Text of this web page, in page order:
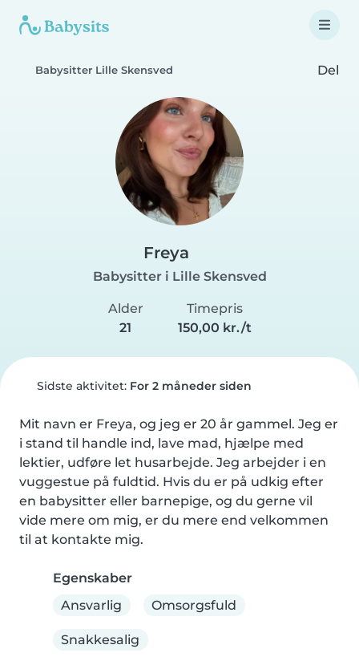
Babysitter Lille Skensved Del
Freya
Babysitter i Lille Skensved
Alder
21
Timepris
150,00 kr./t
Sidste aktivitet: For 2 måneder siden
Mit navn er Freya, og jeg er 20 år gammel. Jeg er
i stand til handle ind, lave mad, hjælpe med
lektier, udføre let husarbejde. Jeg arbejder i en
vuggestue på fuldtid. Hvis du er på udkig efter
en babysitter eller barnepige, og du gerne vil
vide mere om mig, er du mere end velkommen
til at kontakte mig.
Egenskaber
Ansvarlig
Omsorgsfuld
Snakkesalig